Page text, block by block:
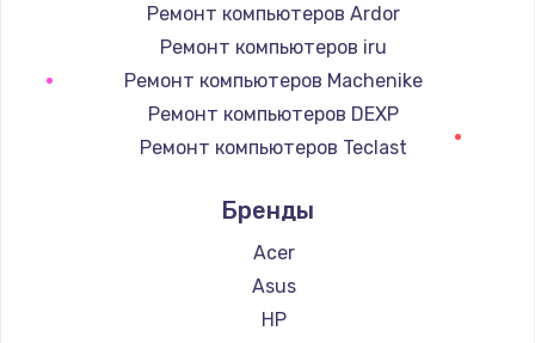
Ремонт компьютеров Ardor
Ремонт компьютеров iru
Ремонт компьютеров Machenike
Ремонт компьютеров DEXP
Ремонт компьютеров Teclast
Ремонт компьютеров Beelink
Ремонт компьютеров CHUWI
Бренды
Acer
Asus
HP